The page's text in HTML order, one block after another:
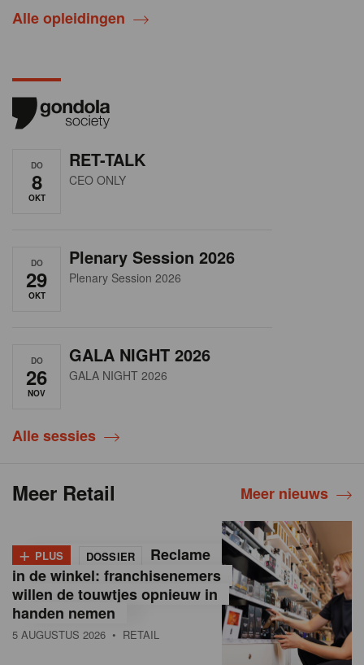
Alle opleidingen
DO
8
OKT
RET-TALK
CEO ONLY
DO
29
OKT
Plenary Session 2026
Plenary Session 2026
DO
26
NOV
GALA NIGHT 2026
GALA NIGHT 2026
Alle sessies
Meer Retail Meer nieuws
+ PLUS DOSSIER
Reclame
in de winkel: franchisenemers
willen de touwtjes opnieuw in
handen nemen
5 AUGUSTUS 2026 • RETAIL